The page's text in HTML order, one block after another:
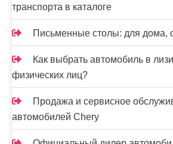
транспорта в каталоге
Письменные столы: для дома,
Как выбрать автомобиль в
физических лиц?
Продажа и сервисное
автомобилей Chery